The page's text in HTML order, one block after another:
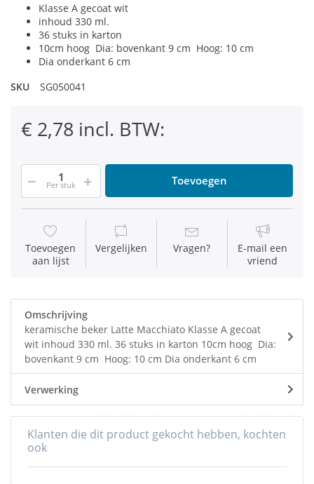
Klasse A gecoat wit
inhoud 330 ml.
36 stuks in karton
10cm hoog Dia: bovenkant 9 cm Hoog: 10 cm
Dia onderkant 6 cm
SKU
SG050041
€ 2,78 incl. BTW:
Per stuk Toevoegen
Toevoegen
aan lijst
Vergelijken Vragen?
E-mail een
vriend
Omschrijving
keramische beker Latte Macchiato Klasse A gecoat
wit inhoud 330 ml. 36 stuks in karton 10cm hoog Dia:
bovenkant 9 cm Hoog: 10 cm Dia onderkant 6 cm
Verwerking
Klanten die dit product gekocht hebben, kochten
ook